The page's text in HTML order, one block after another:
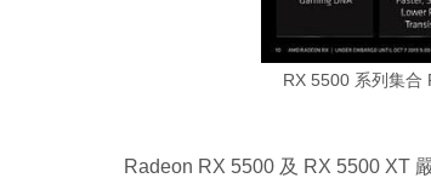
RX 5500 系列集合
Radeon RX 5500 及 RX 5500 XT